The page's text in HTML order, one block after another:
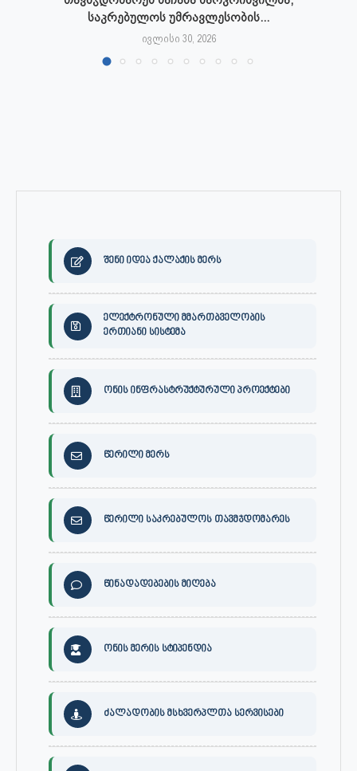
საკრებულოს უმრავლესობის...
ივლისი 30, 2026
შენი იდეა ქალაქის მერს
ელექტრონული მმართბველობის
ერთიანი სისტემა
ონის ინფრასტრუქტურული პროექტები
წერილი მერს
წერილი საკრებულოს თავმჯდომარეს
წინადადებების მიღება
ონის მერის სტიპენდია
ძალადობის მსხვერპლთა სერვისები